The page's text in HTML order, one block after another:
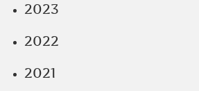
2023
2022
2021